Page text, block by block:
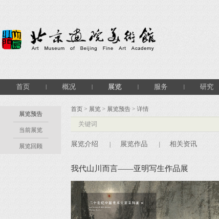
首页 概况 展览 服务 研究
展览预告
当前展览
展览回顾
首页 > 展览 > 展览预告 > 详情
展览介绍 展览作品 相关资讯
我代山川而言——亚明写生作品展